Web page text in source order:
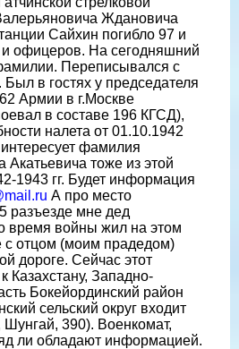
Ждановича
Сайхин погибло 97 и
и офицеров. На сегодняшний
Переписывался с
в гостях у председателя
Армии в г.Москве
в составе 196 КГСД),
налета от 01.10.1942
фамилия
Акатьевича тоже из этой
1943 гг. Будет информация
А про место
разъезде мне дед
время войны жил на этом
с отцом (моим прадедом)
дороге. Сейчас этот
Казахстану, Западно-
Бокейординский район
сельский округ входит
390). Военкомат,
ли обладают информацией.